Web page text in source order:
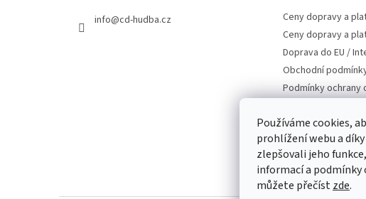
Používáme cookies,
prohlížení webu a
zlepšovali jeho
informací a podmínky
můžete přečístzde.
info@cd-hudba.cz
Ceny dopravy a
Ceny dopravy a
Doprava do EU /
Obchodní
Podmínky ochrany